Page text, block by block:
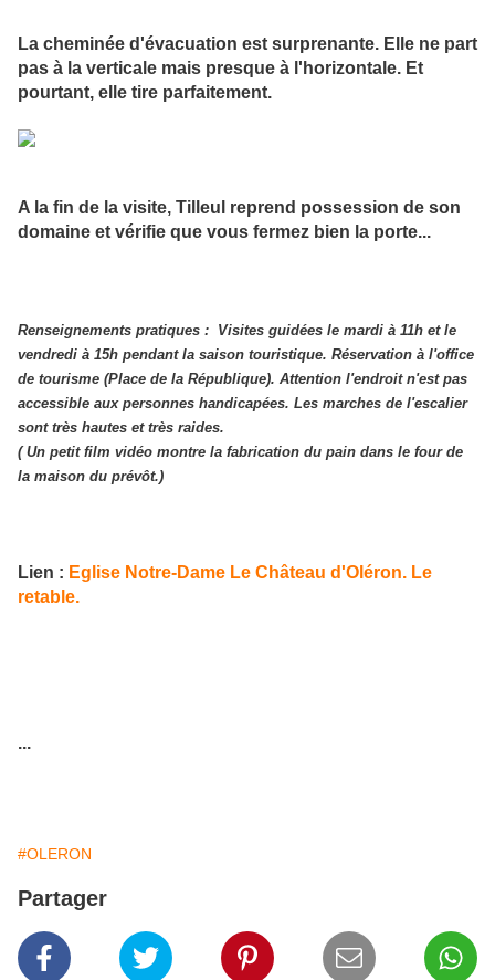
La cheminée d'évacuation est surprenante. Elle ne part
pas à la verticale mais presque à l'horizontale. Et
pourtant, elle tire parfaitement.
A la fin de la visite, Tilleul reprend possession de son
domaine et vérifie que vous fermez bien la porte...
Renseignements pratiques : Visites guidées le mardi à 11h et le
vendredi à 15h pendant la saison touristique. Réservation à l'office
de tourisme (Place de la République). Attention l'endroit n'est pas
accessible aux personnes handicapées. Les marches de l'escalier
sont très hautes et très raides.
( Un petit film vidéo montre la fabrication du pain dans le four de
la maison du prévôt.)
Lien : Eglise Notre-Dame Le Château d'Oléron. Le
retable.
...
#OLERON
Partager